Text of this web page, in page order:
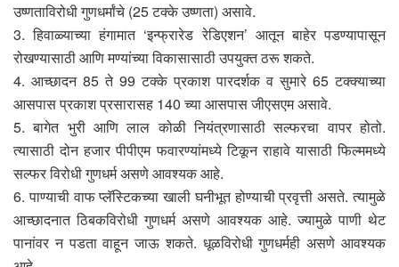
उष्णताविरोधी गुणधर्मांचे (25 टक्के उष्णता) असावे.
3. हिवाळ्याच्या हंगामात ‘इन्फ्रारेड रेडिएशन’ आतून बाहेर पडण्यापासून
रोखण्यासाठी आणि मण्यांच्या विकासासाठी उपयुक्त ठरू शकते.
4. आच्छादन 85 ते 99 टक्के प्रकाश पारदर्शक व सुमारे 65 टक्क्याच्या
आसपास प्रकाश प्रसारासह 140 च्या आसपास जीएसएम असावे.
5. बागेत भुरी आणि लाल कोळी नियंत्रणासाठी सल्फरचा वापर होतो.
त्यासाठी दोन हजार पीपीएम फवारण्यांमध्ये टिकून राहावे यासाठी फिल्ममध्ये
सल्फर विरोधी गुणधर्म असणे आवश्यक आहे.
6. पाण्याची वाफ प्लॅस्टिकच्या खाली घनीभूत होण्याची प्रवृत्ती असते. त्यामुळे
आच्छादनात ठिबकविरोधी गुणधर्म असणे आवश्यक आहे. ज्यामुळे पाणी थेट
पानांवर न पडता वाहून जाऊ शकते. धूळविरोधी गुणधर्मही असणे आवश्यक